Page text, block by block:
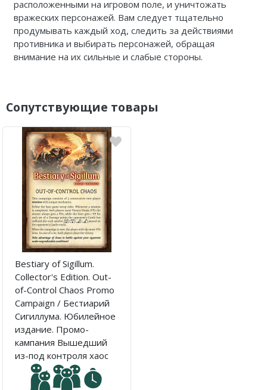
расположенными на игровом поле, и уничтожать
вражеских персонажей. Вам следует тщательно
продумывать каждый ход, следить за действиями
противника и выбирать персонажей, обращая
внимание на их сильные и слабые стороны.
Сопутствующие товары
Bestiary of Sigillum.
Collector's Edition. Out-
of-Control Chaos Promo
Campaign / Бестиарий
Сигиллума. Юбилейное
издание. Промо-
кампания Вышедший
из-под контроля хаос